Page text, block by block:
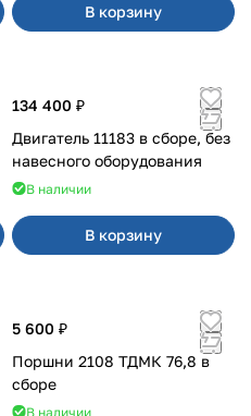
В корзину
134 400 ₽
Двигатель 11183 в сборе, без
навесного оборудования
В наличии
В корзину
5 600 ₽
Поршни 2108 ТДМК 76,8 в
сборе
В наличии